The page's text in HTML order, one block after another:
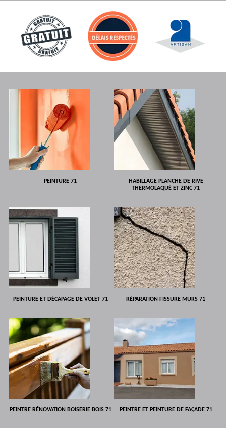
PEINTURE 71
HABILLAGE PLANCHE DE RIVE
THERMOLAQUÉ ET ZINC 71
PEINTURE ET DÉCAPAGE DE VOLET 71 RÉPARATION FISSURE MURS 71
PEINTRE RÉNOVATION BOISERIE BOIS 71 PEINTRE ET PEINTURE DE FAÇADE 71